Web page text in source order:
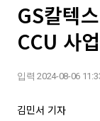
GS칼텍
CCU 사
입력 2024-08-06
김민서 기자